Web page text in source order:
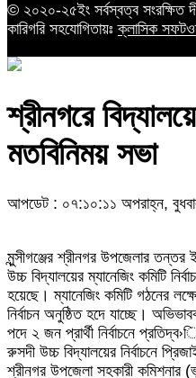
© ২০২০-২৫ইং সর্বস্বত্ব সংরক্ষিত
কারিগরি সহযোগিতায়ঃক্লাসিক
শ্রীনগরে
মতবিনিময় সভা
আপডেট : ০৭:১০:১১ অপরাহ্ন,
মুন্সীগঞ্জের শ্রীনগর উপজেলার
উচ্চ বিদ্যালয়ের ম্যানেজিং কমিটি
হয়েছে। ম্যানেজিং কমিটি গঠনের
নির্বাচন অনুষ্ঠিত হদে যাচ্ছে।
পদে ২ জন প্রার্থী নির্বাচনে
রুসদী উচ্চ বিদ্যালয়ের নির্বাচনে
শ্রীনগর উপজেলা সহকারী কমিশনার